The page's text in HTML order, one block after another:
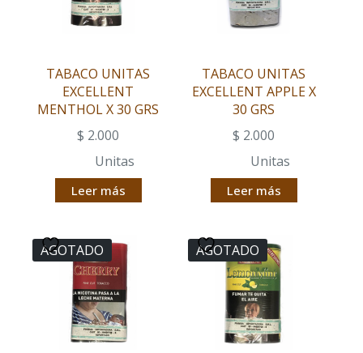
TABACO UNITAS
EXCELLENT
MENTHOL X 30 GRS
$ 2.000
Unitas
Leer más
TABACO UNITAS
EXCELLENT APPLE X
30 GRS
$ 2.000
Unitas
Leer más
AGOTADO AGOTADO